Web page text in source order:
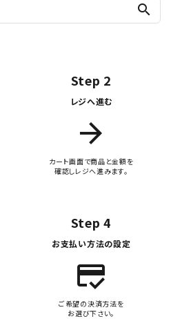
search
Step 2
レジへ進む
arrow_forward
カート画面で商品と金額を
確認しレジへ進みます。
Step 4
お支払い方法の設定
credit_score
ご希望の決済方法を
お選び下さい。